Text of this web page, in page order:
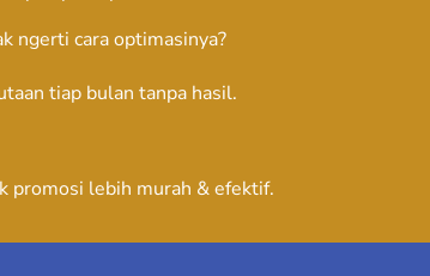
ngerti cara optimasinya?
tiap bulan tanpa hasil.
promosi lebih murah & efektif.